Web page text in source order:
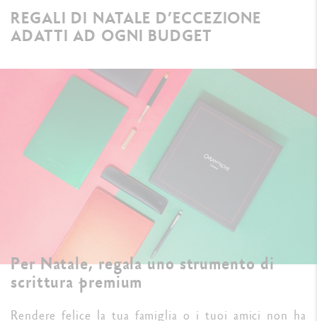
REGALI DI NATALE D’ECCEZIONE
ADATTI AD OGNI BUDGET
Per Natale, regala uno strumento di
scrittura premium
Rendere felice la tua famiglia o i tuoi amici non ha